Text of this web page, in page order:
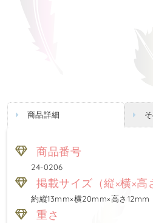
商品詳細
商品番号
24-0206
掲載サイズ（縦×横×高
約縦13mm×横20mm×高さ12mm
重さ